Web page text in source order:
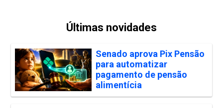
Últimas novidades
Senado aprova Pix Pensão
para automatizar
pagamento de pensão
alimentícia